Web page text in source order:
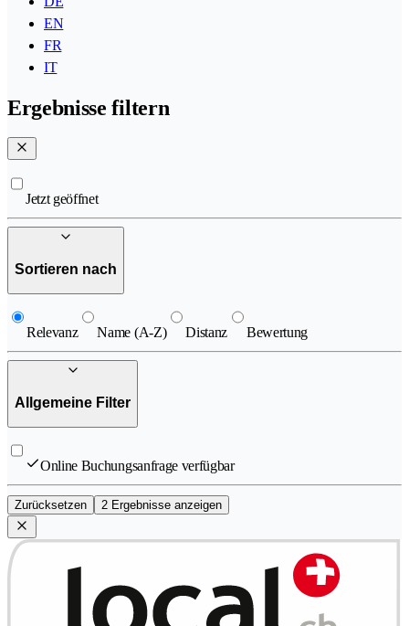
EN
FR
IT
Ergebnisse filtern
Jetzt geöffnet
Sortieren nach
Relevanz Name (A-Z) Distanz Bewertung
Allgemeine Filter
Online Buchungsanfrage verfügbar
Zurücksetzen 2 Ergebnisse anzeigen